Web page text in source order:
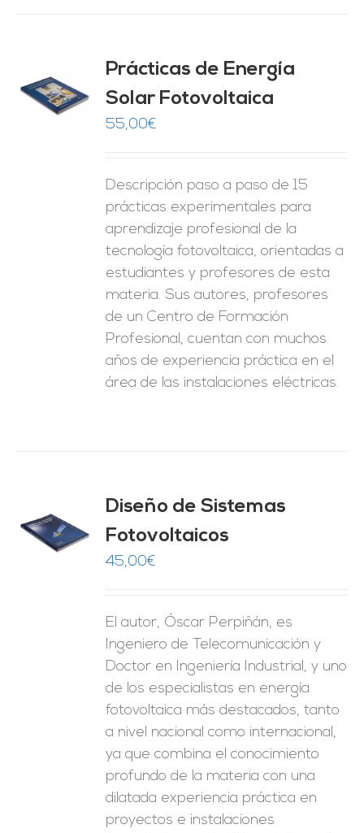
Prácticas de Energía
Solar Fotovoltaica
55,00€
Descripción paso a paso de 15
prácticas experimentales para
aprendizaje profesional de la
tecnología fotovoltaica, orientadas a
estudiantes y profesores de esta
materia. Sus autores, profesores
de un Centro de Formación
Profesional, cuentan con muchos
años de experiencia práctica en el
área de las instalaciones eléctricas.
Diseño de Sistemas
Fotovoltaicos
45,00€
El autor, Óscar Perpiñán, es
Ingeniero de Telecomunicación y
Doctor en Ingeniería Industrial, y uno
de los especialistas en energía
fotovoltaica más destacados, tanto
a nivel nacional como internacional,
ya que combina el conocimiento
profundo de la materia con una
dilatada experiencia práctica en
proyectos e instalaciones